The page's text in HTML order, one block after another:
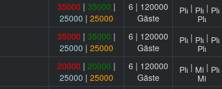
35000 | 35000 |
25000 | 25000
6 | 120000
Gäste
| |
35000 | 35000 |
25000 | 25000
6 | 120000
Gäste
| |
20000 | 20000 |
25000 | 25000
6 | 120000
Gäste
| |